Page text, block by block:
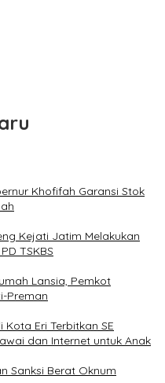
Khofifah Garansi Stok
Kejati Jatim Melakukan
TSKBS
Lansia, Pemkot
Preman
Eri Terbitkan SE
dan Internet untuk Anak
Sanksi Berat Oknum